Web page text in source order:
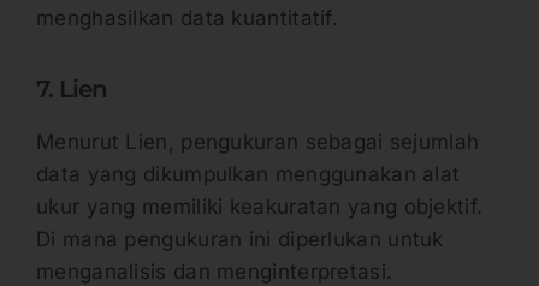
menghasilkan data kuantitatif.
7. Lien
Menurut Lien, pengukuran sebagai sejumlah
data yang dikumpulkan menggunakan alat
ukur yang memiliki keakuratan yang objektif.
Di mana pengukuran ini diperlukan untuk
menganalisis dan menginterpretasi.